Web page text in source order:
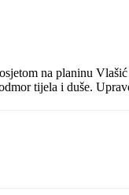
na planinu
tijela i duše.